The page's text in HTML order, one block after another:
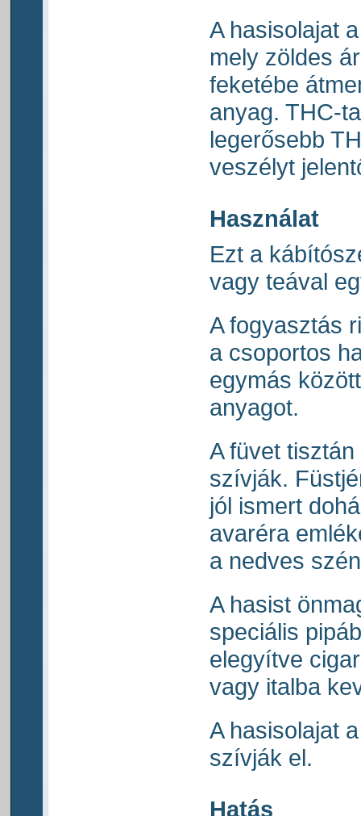
A hasisolajat
mely zöldes
feketébe
anyag. THC-
legerősebb
veszélyt
Használat
Ezt a
vagy teával
A fogyasztás
a csoportos
egymás
anyagot.
A füvet
szívják.
jól ismert
avaréra
a nedves
A hasist
speciális
elegyítve
vagy italba
A hasisolajat
szívják el.
Hatás